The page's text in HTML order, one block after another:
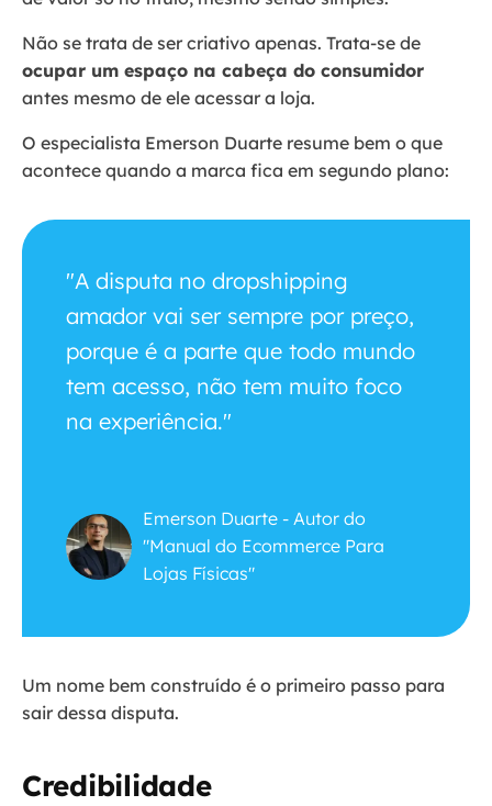
Não se trata de ser criativo apenas. Trata-se de
ocupar um espaço na cabeça do consumidor
antes mesmo de ele acessar a loja.
O especialista Emerson Duarte resume bem o que
acontece quando a marca fica em segundo plano:
"A disputa no dropshipping
amador vai ser sempre por preço,
porque é a parte que todo mundo
tem acesso, não tem muito foco
na experiência."
Emerson Duarte - Autor do
"Manual do Ecommerce Para
Lojas Físicas"
Um nome bem construído é o primeiro passo para
sair dessa disputa.
Credibilidade